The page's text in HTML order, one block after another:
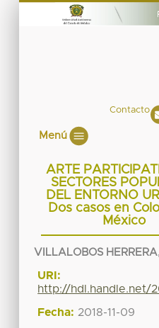
Contacto
Menú
ARTE
SECTORES
DEL ENTORNO
Dos casos en
México
VILLALOBOS
URI:
http://hdl.handle.net/
Fecha: 2018-11-09